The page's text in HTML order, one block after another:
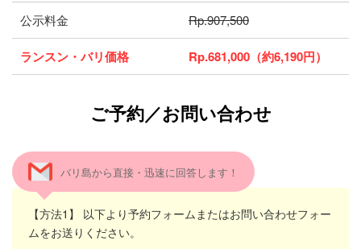
公示料金 Rp.907,500
ランスン・バリ価格 Rp.681,000（約6,190円）
ご予約／お問い合わせ
バリ島から直接・迅速に回答します！
【方法1】 以下より予約フォームまたはお問い合わせフォー
ムをお送りください。